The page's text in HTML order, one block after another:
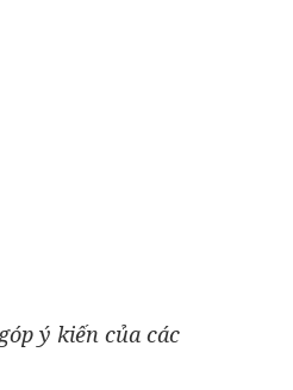
ý kiến của các